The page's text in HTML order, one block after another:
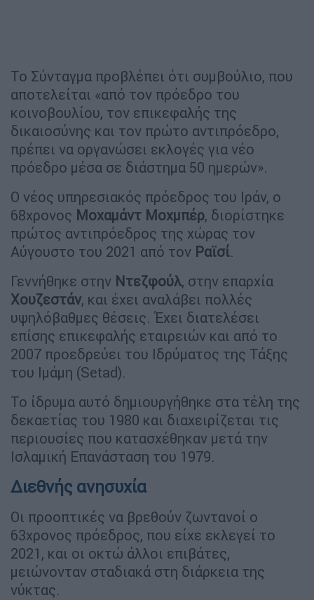
Το Σύνταγμα προβλέπει ότι συμβούλιο, που
αποτελείται «από τον πρόεδρο του
κοινοβουλίου, τον επικεφαλής της
δικαιοσύνης και τον πρώτο αντιπρόεδρο,
πρέπει να οργανώσει εκλογές για νέο
πρόεδρο μέσα σε διάστημα 50 ημερών».
Ο νέος υπηρεσιακός πρόεδρος του Ιράν, ο
68χρονος Μοχαμάντ Μοχμπέρ, διορίστηκε
πρώτος αντιπρόεδρος της χώρας τον
Αύγουστο του 2021 από τον Ραϊσί.
Γεννήθηκε στην Ντεζφούλ, στην επαρχία
Χουζεστάν, και έχει αναλάβει πολλές
υψηλόβαθμες θέσεις. Έχει διατελέσει
επίσης επικεφαλής εταιρειών και από το
2007 προεδρεύει του Ιδρύματος της Τάξης
του Ιμάμη (Setad).
Το ίδρυμα αυτό δημιουργήθηκε στα τέλη της
δεκαετίας του 1980 και διαχειρίζεται τις
περιουσίες που κατασχέθηκαν μετά την
Ισλαμική Επανάσταση του 1979.
Διεθνής ανησυχία
Οι προοπτικές να βρεθούν ζωντανοί ο
63χρονος πρόεδρος, που είχε εκλεγεί το
2021, και οι οκτώ άλλοι επιβάτες,
μειώνονταν σταδιακά στη διάρκεια της
νύκτας.